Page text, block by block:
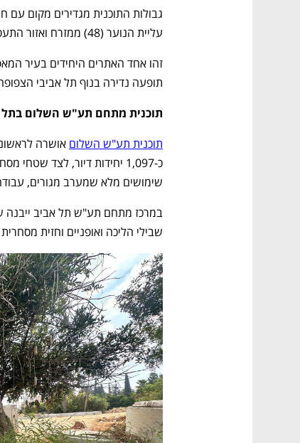
עליית הנוער (48) ממזרח ואזור התעסוקה של נחלת יצחק מצפון וממערב.
תופעה נדירה בנוף תל אביבי
תוכנית מתחם תע"ש השלום בתל
תוכנית תע"ש השלום
שימושים מלא שמערב מגורים,
שבילי הליכה ואופניים וחזית